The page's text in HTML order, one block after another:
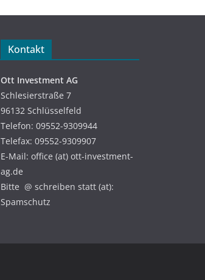
Kontakt
Ott Investment AG
Schlesierstraße 7
96132 Schlüsselfeld
Telefon: 09552-9309944
Telefax: 09552-9309907
E-Mail: office (at) ott-investment-
ag.de
Bitte @ schreiben statt (at):
Spamschutz